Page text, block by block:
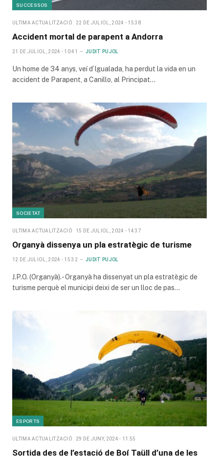
SUCCESSOS
ULTIMA ACTUALITZACIÓ 22 DE JULIOL, 2024 - 15:38
Accident mortal de parapent a Andorra
21 DE JULIOL, 2024 - 10:41 JUDIT PUJOL
Un home de 34 anys, veí d’Igualada, ha perdut la vida en un
accident de Parapent, a Canillo, al Principat…
SOCIETAT
ULTIMA ACTUALITZACIÓ 15 DE JULIOL, 2024 - 14:37
Organyà dissenya un pla estratègic de turisme
12 DE JULIOL, 2024 - 15:32 JUDIT PUJOL
J.P.O. (Organyà).- Organyà ha dissenyat un pla estratègic de
turisme perquè el municipi deixi de ser un lloc de pas…
ESPORTS
ULTIMA ACTUALITZACIÓ 29 DE JUNY, 2024 - 11:55
Sortida des de l’estació de Boí Taüll d’una de les